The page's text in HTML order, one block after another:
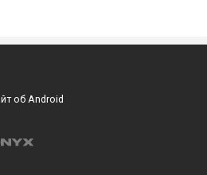
об Android